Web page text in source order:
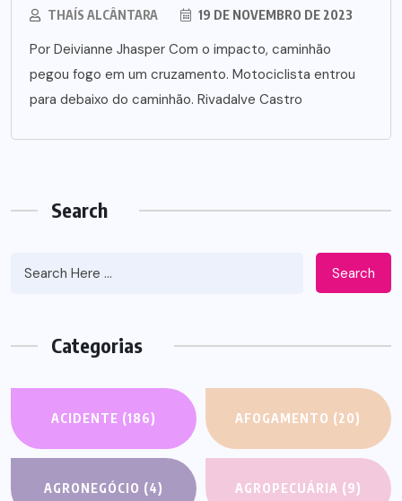
THAÍS ALCÂNTARA 19 DE NOVEMBRO DE 2023
Por Deivianne Jhasper Com o impacto, caminhão
pegou fogo em um cruzamento. Motociclista entrou
para debaixo do caminhão. Rivadalve Castro
Search
Search
Categorias
ACIDENTE (186) AFOGAMENTO (20)
AGRONEGÓCIO (4) AGROPECUÁRIA (9)